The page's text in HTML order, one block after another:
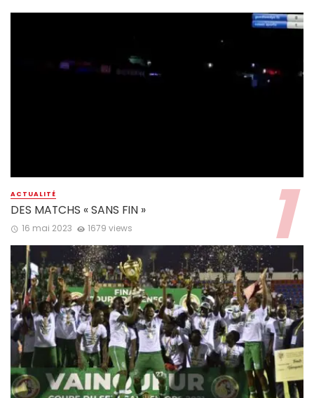
ACTUALITÉ
DES MATCHS « SANS FIN »
16 mai 2023 1679 views